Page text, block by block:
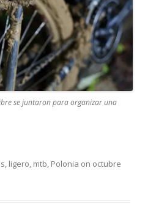
se juntaron para organizar una
, ligero, mtb, Polonia on octubre